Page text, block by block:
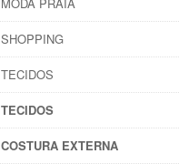
SHOPPING
TECIDOS
TECIDOS
COSTURA EXTERNA